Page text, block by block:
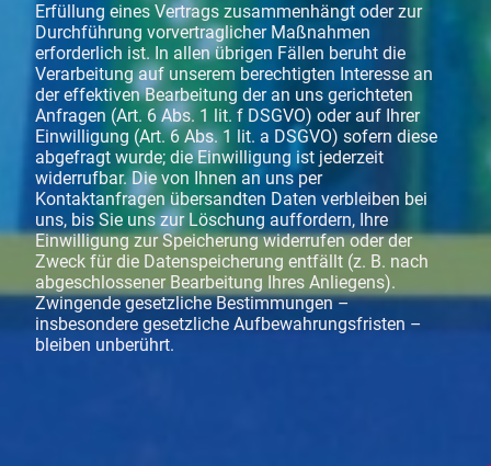
Erfüllung eines Vertrags zusammenhängt oder zur
Durchführung vorvertraglicher Maßnahmen
erforderlich ist. In allen übrigen Fällen beruht die
Verarbeitung auf unserem berechtigten Interesse an
der effektiven Bearbeitung der an uns gerichteten
Anfragen (Art. 6 Abs. 1 lit. f DSGVO) oder auf Ihrer
Einwilligung (Art. 6 Abs. 1 lit. a DSGVO) sofern diese
abgefragt wurde; die Einwilligung ist jederzeit
widerrufbar. Die von Ihnen an uns per
Kontaktanfragen übersandten Daten verbleiben bei
uns, bis Sie uns zur Löschung auffordern, Ihre
Einwilligung zur Speicherung widerrufen oder der
Zweck für die Datenspeicherung entfällt (z. B. nach
abgeschlossener Bearbeitung Ihres Anliegens).
Zwingende gesetzliche Bestimmungen –
insbesondere gesetzliche Aufbewahrungsfristen –
bleiben unberührt.